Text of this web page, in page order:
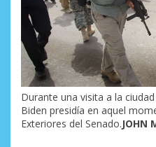
Durante una visita a la
Biden presidía en aquel
Exteriores del Senado.JOHN